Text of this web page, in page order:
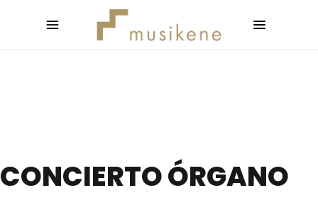
CONCIERTO ÓRGANO